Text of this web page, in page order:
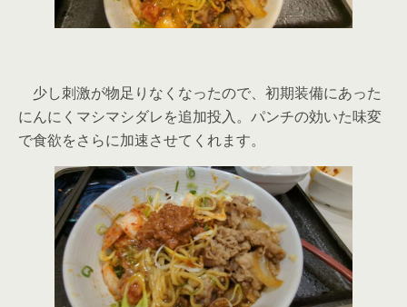
少し刺激が物足りなくなったので、初期装備にあった
にんにくマシマシダレを追加投入。パンチの効いた味変
で食欲をさらに加速させてくれます。